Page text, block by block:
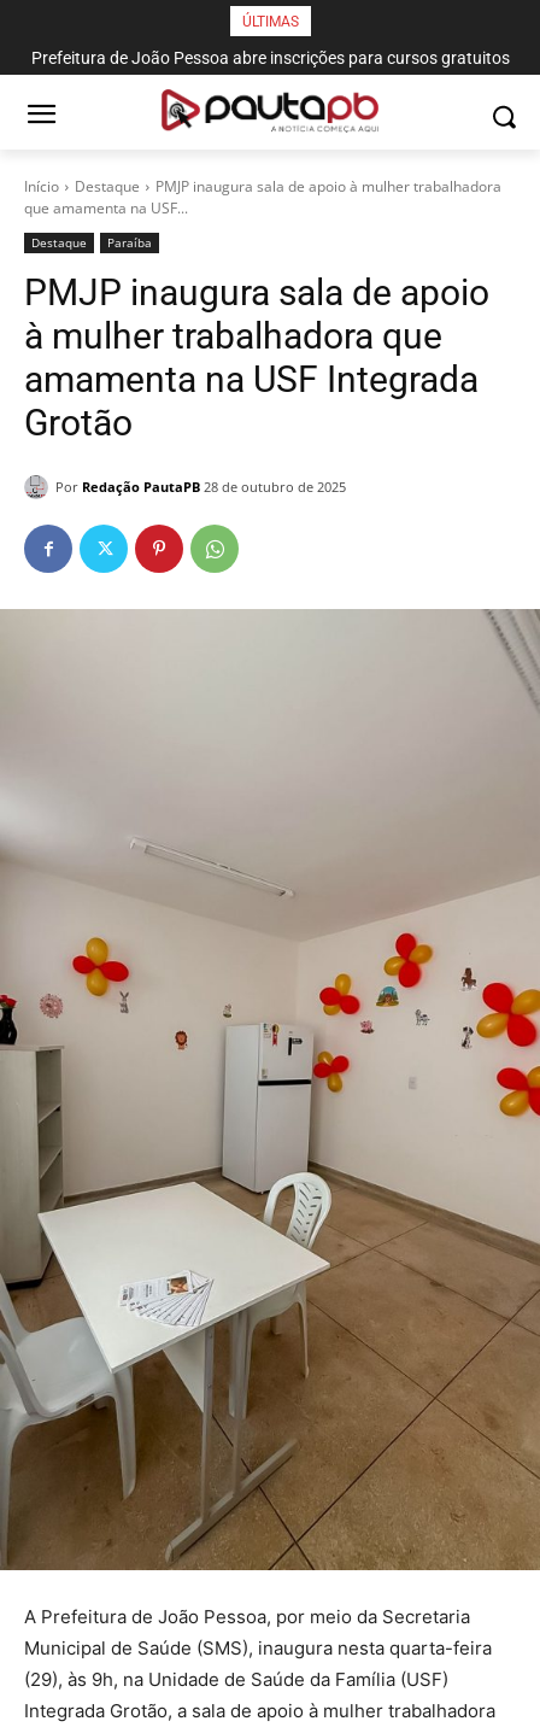
ÚLTIMAS
Prefeitura de João Pessoa abre inscrições para cursos gratuitos
de corte e costura, confeitaria e salgateria
Início Destaque
PMJP inaugura sala de apoio à mulher trabalhadora
que amamenta na USF...
Destaque Paraí­ba
PMJP inaugura sala de apoio
à mulher trabalhadora que
amamenta na USF Integrada
Grotão
Por Redação PautaPB 28 de outubro de 2025
A Prefeitura de João Pessoa, por meio da Secretaria
Municipal de Saúde (SMS), inaugura nesta quarta-feira
(29), às 9h, na Unidade de Saúde da Família (USF)
Integrada Grotão, a sala de apoio à mulher trabalhadora